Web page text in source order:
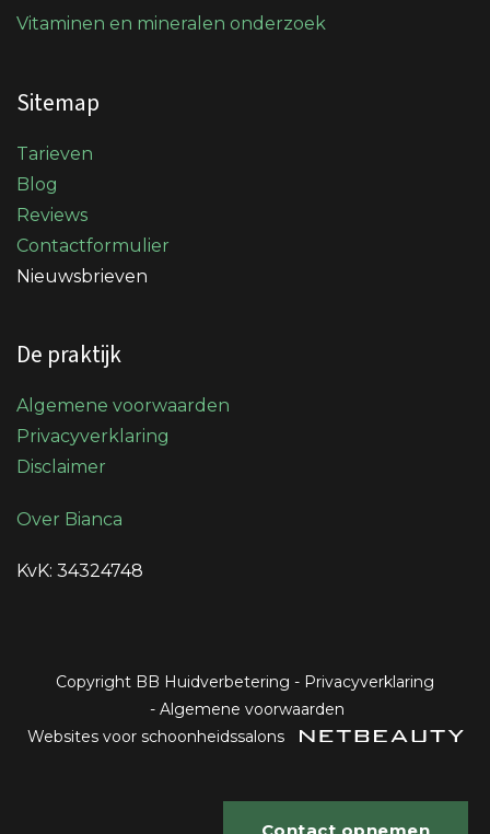
Vitaminen en mineralen onderzoek
Sitemap
Tarieven
Blog
Reviews
Contactformulier
Nieuwsbrieven
De praktijk
Algemene voorwaarden
Privacyverklaring
Disclaimer
Over Bianca
KvK: 34324748
Copyright BB Huidverbetering - Privacyverklaring
- Algemene voorwaarden
Websites voor schoonheidssalons